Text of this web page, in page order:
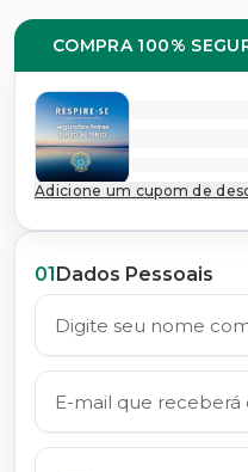
01Dados Pessoais
COMPRA 100%
Adicione um cupom de